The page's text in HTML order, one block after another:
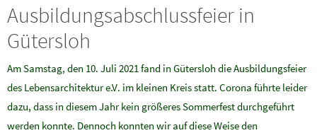
Ausbildungsabschlussfeier in
Gütersloh
Am Samstag, den 10. Juli 2021 fand in Gütersloh die Ausbildungsfeier
des Lebensarchitektur e.V. im kleinen Kreis statt. Corona führte leider
dazu, dass in diesem Jahr kein größeres Sommerfest durchgeführt
werden konnte. Dennoch konnten wir auf diese Weise den